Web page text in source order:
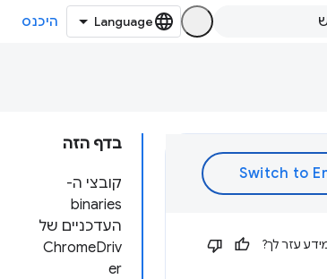
היכנס
בדף הזה
קובצי ה-
binaries
העדכניים של
ChromeDriv
er
עזר לך?